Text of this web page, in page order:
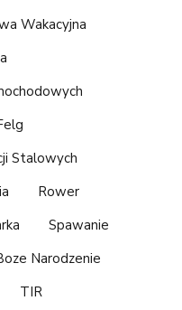
Wakacyjna
Stalowych
Rower
Spawanie
Narodzenie
TIR